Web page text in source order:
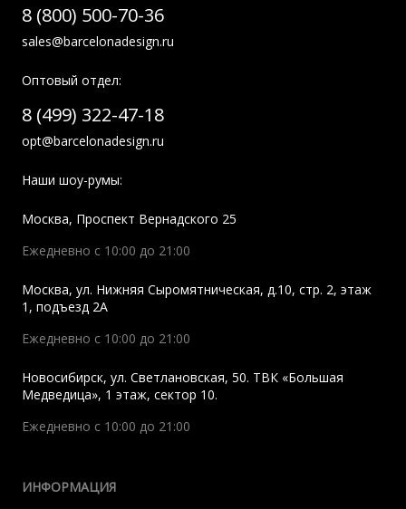
8 (800) 500-70-36
sales@barcelonadesign.ru
Оптовый отдел:
8 (499) 322-47-18
opt@barcelonadesign.ru
Наши шоу-румы:
Москва, Проспект Вернадского 25
Ежедневно с 10:00 до 21:00
Москва, ул. Нижняя Сыромятническая, д.10, стр. 2, этаж
1, подъезд 2A
Ежедневно с 10:00 до 21:00
Новосибирск, ул. Светлановская, 50. ТВК «Большая
Медведица», 1 этаж, сектор 10.
Ежедневно с 10:00 до 21:00
ИНФОРМАЦИЯ